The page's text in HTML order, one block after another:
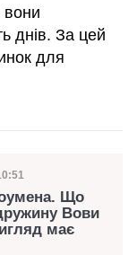
вони
днів. За цей
для
Що
Вови
має